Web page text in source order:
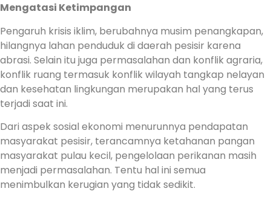
Mengatasi Ketimpangan
Pengaruh krisis iklim, berubahnya musim penangkapan,
hilangnya lahan penduduk di daerah pesisir karena
abrasi. Selain itu juga permasalahan dan konflik agraria,
konflik ruang termasuk konflik wilayah tangkap nelayan
dan kesehatan lingkungan merupakan hal yang terus
terjadi saat ini.
Dari aspek sosial ekonomi menurunnya pendapatan
masyarakat pesisir, terancamnya ketahanan pangan
masyarakat pulau kecil, pengelolaan perikanan masih
menjadi permasalahan. Tentu hal ini semua
menimbulkan kerugian yang tidak sedikit.